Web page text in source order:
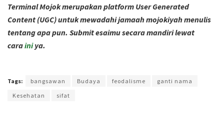
Terminal Mojok merupakan platform User Generated
Content (UGC) untuk mewadahi jamaah mojokiyah menulis
tentang apa pun. Submit esaimu secara mandiri lewat
carainiya.
Tags: bangsawan Budaya feodalisme
ganti nama
Kesehatan
sifat